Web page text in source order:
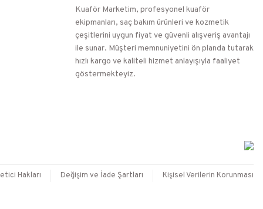
Kuaför Marketim, profesyonel kuaför
ekipmanları, saç bakım ürünleri ve kozmetik
çeşitlerini uygun fiyat ve güvenli alışveriş avantajı
ile sunar. Müşteri memnuniyetini ön planda tutarak
hızlı kargo ve kaliteli hizmet anlayışıyla faaliyet
göstermekteyiz.
Hakları Değişim ve İade Şartları Kişisel Verilerin Korunması